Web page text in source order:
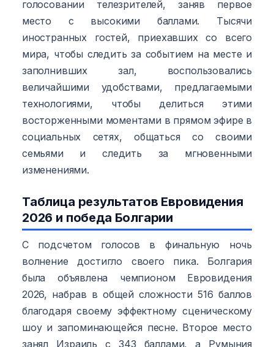
голосовании телезрителей, заняв первое
место с высокими баллами. Тысячи
иностранных гостей, приехавших со всего
мира, чтобы следить за событием на месте и
заполнивших зал, воспользовались
величайшими удобствами, предлагаемыми
технологиями, чтобы делиться этими
восторженными моментами в прямом эфире в
социальных сетях, общаться со своими
семьями и следить за мгновенными
изменениями.
Таблица результатов Евровидения
2026 и победа Болгарии
С подсчетом голосов в финальную ночь
волнение достигло своего пика. Болгария
была объявлена чемпионом Евровидения
2026, набрав в общей сложности 516 баллов
благодаря своему эффектному сценическому
шоу и запоминающейся песне. Второе место
занял Израиль с 343 баллами, а Румыния